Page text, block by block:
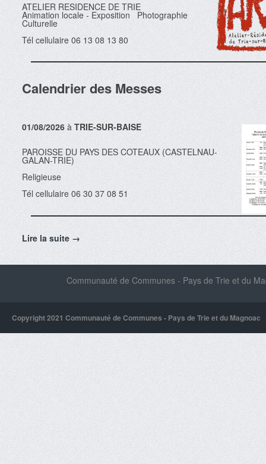
ATELIER RESIDENCE DE TRIE
Animation locale - Exposition Photographie
Culturelle
Tél cellulaire 06 13 08 13 80
Calendrier des Messes
01/08/2026 àTRIE-SUR-BAISE
PAROISSE DU PAYS DES COTEAUX (CASTELNAU-
GALAN-TRIE)
Religieuse
Tél cellulaire 06 30 37 08 51
Lire la suite →
Communauté de Communes - Pays de Trie et du
Copyright 2021 Communauté de Communes - Pays de Trie et du Magnoac